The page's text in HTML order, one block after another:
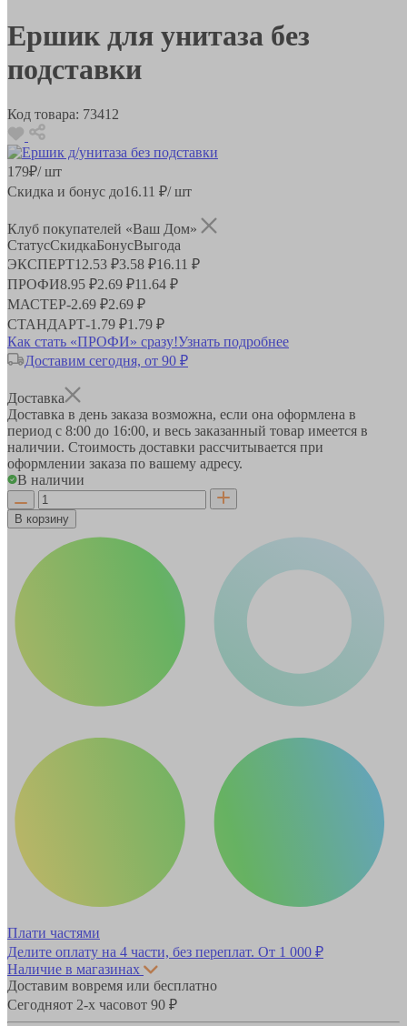
Ершик для унитаза без
подставки
Код товара: 73412
179₽/ шт
Скидка и бонус до16.11 ₽/ шт
Клуб покупателей «Ваш Дом»
СтатусСкидкаБонусВыгода
ЭКСПЕРТ12.53 ₽3.58 ₽16.11 ₽
ПРОФИ8.95 ₽2.69 ₽11.64 ₽
МАСТЕР-2.69 ₽2.69 ₽
СТАНДАРТ-1.79 ₽1.79 ₽
Как стать «ПРОФИ» сразу!Узнать подробнее
Доставим сегодня, от 90 ₽
Доставка
Доставка в день заказа возможна, если она оформлена в
период с 8:00 до 16:00, и весь заказанный товар имеется в
наличии. Стоимость доставки рассчитывается при
оформлении заказа по вашему адресу.
В наличии
В корзину
Плати частями
Делите оплату на 4 части, без переплат. От 1 000 ₽
Наличие в магазинах
Доставим вовремя или бесплатно
Сегодняот 2-х часовот 90 ₽